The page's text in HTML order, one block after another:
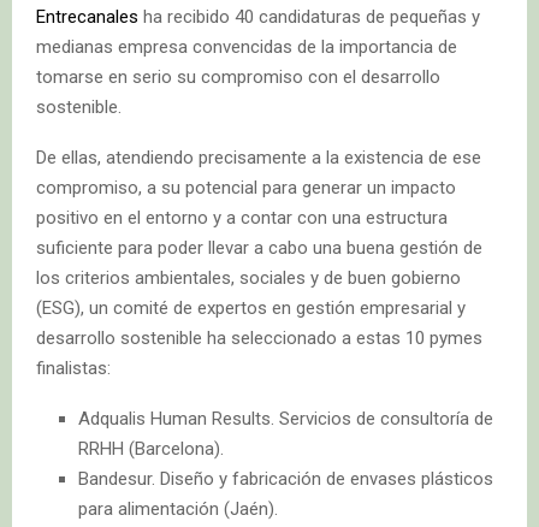
Entrecanales ha recibido 40 candidaturas de pequeñas y
medianas empresa convencidas de la importancia de
tomarse en serio su compromiso con el desarrollo
sostenible.
De ellas, atendiendo precisamente a la existencia de ese
compromiso, a su potencial para generar un impacto
positivo en el entorno y a contar con una estructura
suficiente para poder llevar a cabo una buena gestión de
los criterios ambientales, sociales y de buen gobierno
(ESG), un comité de expertos en gestión empresarial y
desarrollo sostenible ha seleccionado a estas 10 pymes
finalistas:
Adqualis Human Results. Servicios de consultoría de
RRHH (Barcelona).
Bandesur. Diseño y fabricación de envases plásticos
para alimentación (Jaén).